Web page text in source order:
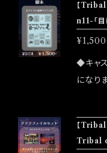
ら書き
もまだ埋
てもも
ら一生の後
なくな
なたに届けます。
01(日) 5stage 01/30(
ップで
6/08/
「目に
ます 公演詳細はこちら↓ https://tribaldays.c
om/
【
n11-「目
入り)
¥1,500
◆キャ
になり
可能性
様はこ
【
Tribal